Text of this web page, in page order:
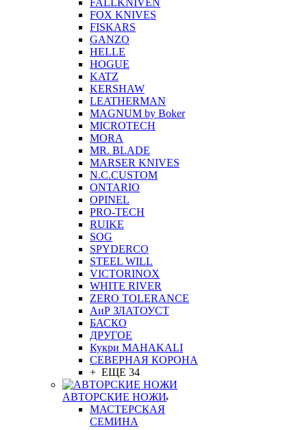
FALLKNIVEN
FOX KNIVES
FISKARS
GANZO
HELLE
HOGUE
KATZ
KERSHAW
LEATHERMAN
MAGNUM by Boker
MICROTECH
MORA
MR. BLADE
MARSER KNIVES
N.C.CUSTOM
ONTARIO
OPINEL
PRO-TECH
RUIKE
SOG
SPYDERCO
STEEL WILL
VICTORINOX
WHITE RIVER
ZERO TOLERANCE
АиР ЗЛАТОУСТ
БАСКО
ДРУГОЕ
Кукри MAHAKALI
СЕВЕРНАЯ КОРОНА
+ ЕЩЕ 34
АВТОРСКИЕ НОЖИ
МАСТЕРСКАЯ
СЕМИНА